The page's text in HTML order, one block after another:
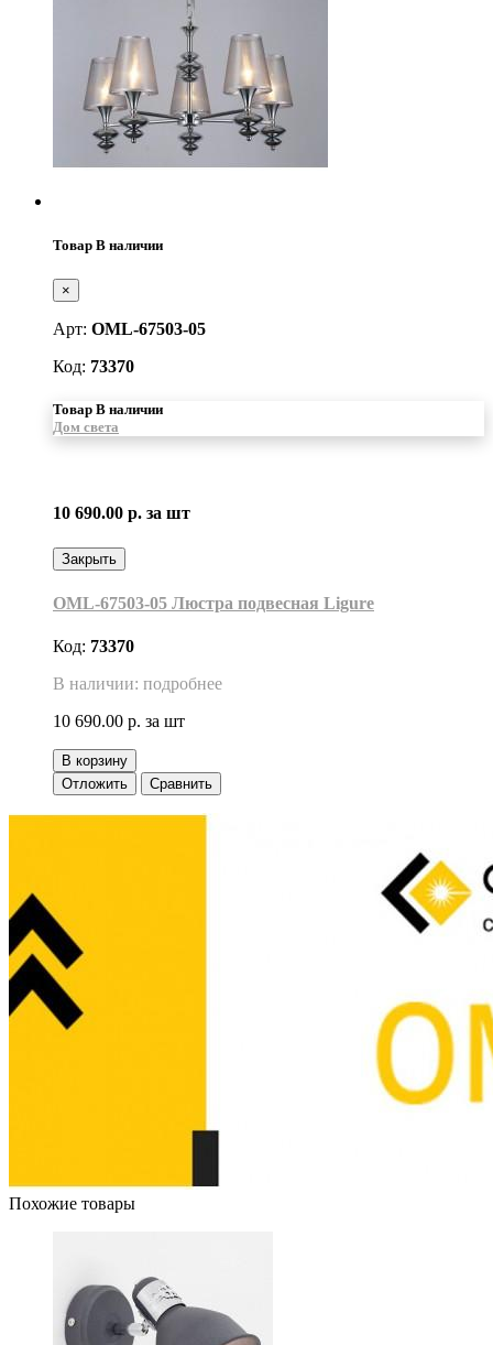
Товар В наличии
×
Арт: OML-67503-05
Код: 73370
Товар В наличии
Дом света
10 690.00 р. за шт
Закрыть
OML-67503-05 Люстра подвесная Ligure
Код: 73370
В наличии: подробнее
10 690.00 р. за шт
В корзину
Отложить
Сравнить
Похожие товары